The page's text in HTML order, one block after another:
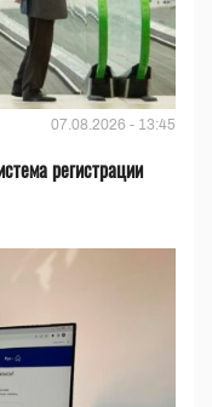
07.08.2026 - 13:45
регистрации